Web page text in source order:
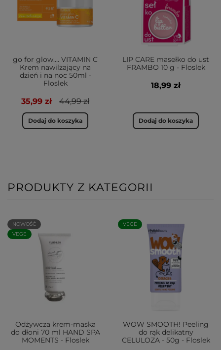
go for glow…. VITAMIN C
Krem nawilżający na
dzień i na noc 50ml -
Floslek
35,99 zł 44,99 zł
Dodaj do koszyka
LIP CARE masełko do ust
FRAMBO 10 g - Floslek
18,99 zł
Dodaj do koszyka
PRODUKTY Z KATEGORII
NOWOŚĆ
VEGE
Odżywcza krem-maska
do dłoni 70 ml HAND SPA
MOMENTS - Floslek
VEGE
WOW SMOOTH! Peeling
do rąk delikatny
CELULOZA - 50g - Floslek